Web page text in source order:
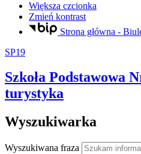
Większa czcionka
Zmień kontrast
Strona główna -
SP19
Szkoła Podstawowa
turystyka
Wyszukiwarka
Wyszukiwana fraza